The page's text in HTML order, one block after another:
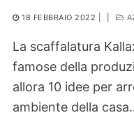
18 FEBBRAIO 2022
La scaffalatura
famose della
allora 10 idee per
ambiente della